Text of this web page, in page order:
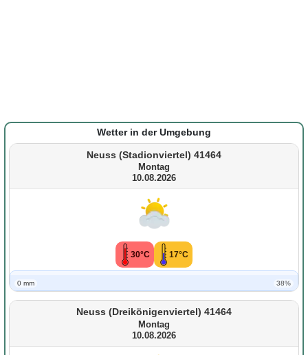
Wetter in der Umgebung
Neuss (Stadionviertel) 41464
Montag
10.08.2026
30°C 17°C
0 mm 38%
Neuss (Dreikönigenviertel) 41464
Montag
10.08.2026